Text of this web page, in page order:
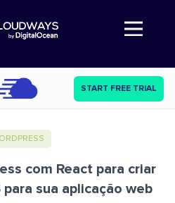
Abre a navegação
START FREE TRIAL
com React para criar
sua aplicação web